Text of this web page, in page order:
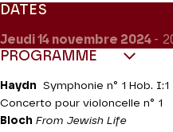
DATES
Jeudi 14 novembre 2024 -
PROGRAMME
Haydn Symphonie n° 1 Hob. I:1
Concerto pour violoncelle n° 1
Bloch From Jewish Life